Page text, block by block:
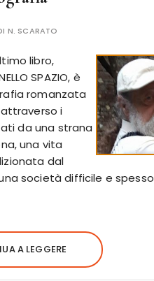
N. SCARATO
libro,
SPAZIO, è
romanzata
i
da una strana
una vita
dal
società difficile e spesso
A LEGGERE